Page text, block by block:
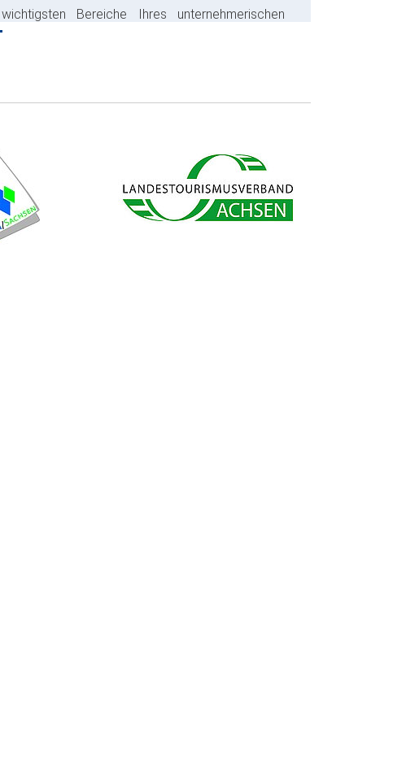
wichtigsten Bereiche Ihres unternehmerischen
Risikos ab und sparen bares Geld.